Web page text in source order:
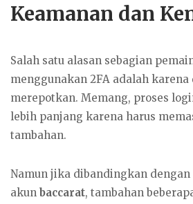
Keamanan dan
Salah satu alasan sebagian
menggunakan 2FA adalah
merepotkan. Memang, proses
lebih panjang karena harus
tambahan.
Namun jika dibandingkan
akun baccarat, tambahan